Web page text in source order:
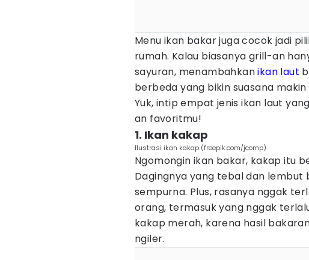
Menu ikan bakar juga cocok jadi
rumah. Kalau biasanya grill-an
sayuran, menambahkanikan laut
berbeda yang bikin suasana
Yuk, intip empat jenis ikan laut
an favoritmu!
1. Ikan kakap
Ilustrasi ikan kakap (freepik.com/jcomp)
Ngomongin ikan bakar, kakap itu
Dagingnya yang tebal dan lembut
sempurna. Plus, rasanya nggak
orang, termasuk yang nggak
kakap merah, karena hasil
ngiler.